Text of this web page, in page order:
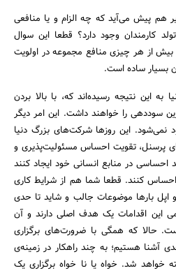
هم پیش می‌آید که چه الزام و یا منافعی
کارمندان وجود دارد؟ قطعا این سوال
از هر چیزی منافع مجموعه در اولویت
بسیار ساده است.
این نتیجه رسیده‌اند که، با بالا بردن
سوددهی را خواهند داشت. این امر دیگر
نمی‌شود. این روزها شرکت‌های بزرگ دنیا
پرسنل، تقویت احساس مسئولیت‌پذیری و
احساسی در منابع انسانی خود ایجاد کنند
کنند. قطعا شما هم از شرایط کاری
بارها موضوعات جالب و شاید تا حدی
این اقدامات یک هدف اصلی دارند و آن
حالا که همگی با ضرورت‌های برگزاری
آشنا هستیم؛ به چند راهکار در زمینه‌ی
خواهد شد. خواه یا نا خواه برگزاری یک